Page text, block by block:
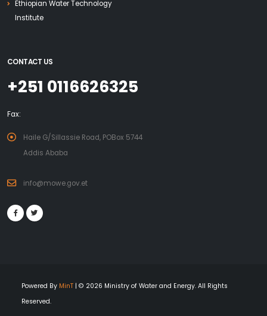
Ethiopian Water Technology
Institute
CONTACT US
+251 0116626325
Fax:
Haile G/Sillassie Road, POBox 5744
Addis Ababa
info@mowe.gov.et
Powered By MinT | © 2026 Ministry of Water and Energy. All Rights
Reserved.